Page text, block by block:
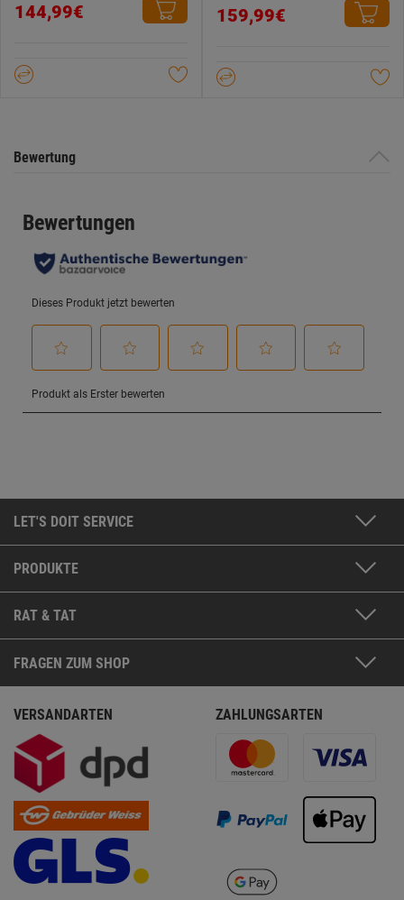
von
144,99€
von
159,99€
Bewertung
LET'S DOIT SERVICE
PRODUKTE
RAT & TAT
FRAGEN ZUM SHOP
VERSANDARTEN ZAHLUNGSARTEN